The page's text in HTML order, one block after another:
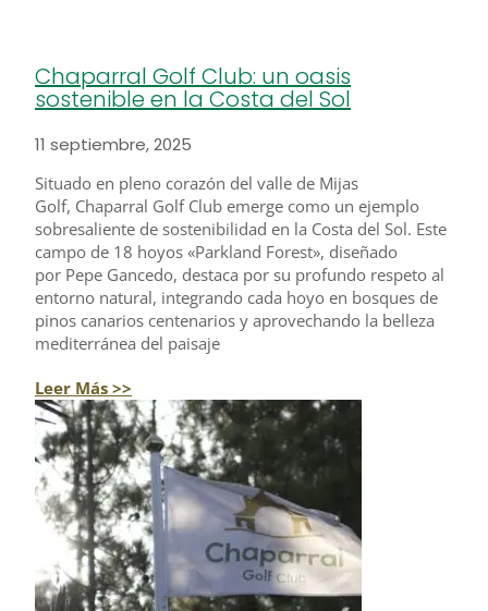
Chaparral Golf Club: un oasis
sostenible en la Costa del Sol
11 septiembre, 2025
Situado en pleno corazón del valle de Mijas
Golf, Chaparral Golf Club emerge como un ejemplo
sobresaliente de sostenibilidad en la Costa del Sol. Este
campo de 18 hoyos «Parkland Forest», diseñado
por Pepe Gancedo, destaca por su profundo respeto al
entorno natural, integrando cada hoyo en bosques de
pinos canarios centenarios y aprovechando la belleza
mediterránea del paisaje
Leer Más >>